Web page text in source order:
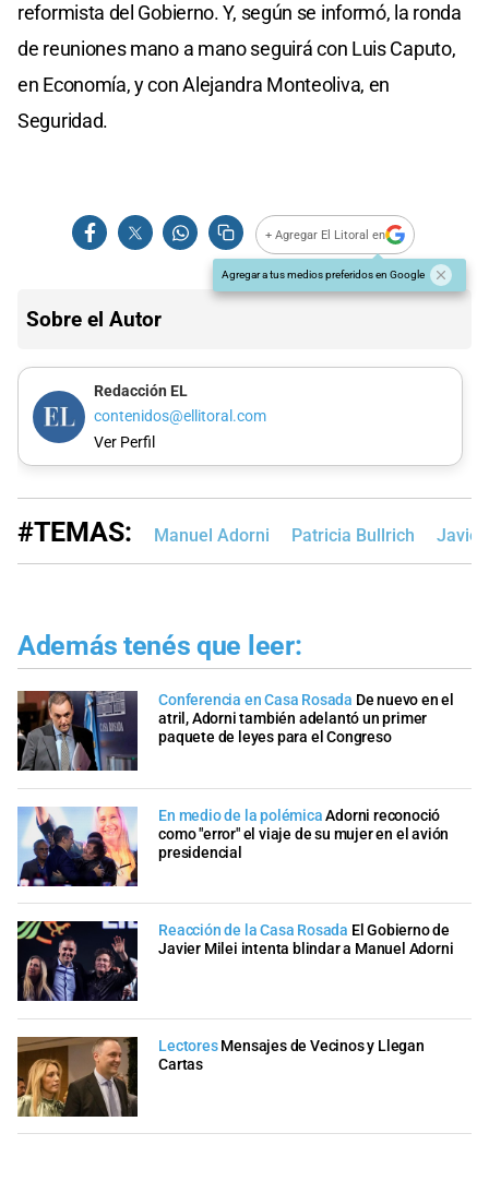
reformista del Gobierno. Y, según se informó, la ronda
de reuniones mano a mano seguirá con Luis Caputo,
en Economía, y con Alejandra Monteoliva, en
Seguridad.
+ Agregar El Litoral en
Agregar a tus medios preferidos en Google
Sobre el Autor
Redacción EL
contenidos@ellitoral.com
Ver Perfil
#TEMAS: Manuel Adorni Patricia Bullrich
Además tenés que leer:
Conferencia en Casa Rosada De nuevo en el
atril, Adorni también adelantó un primer
paquete de leyes para el Congreso
En medio de la polémica Adorni reconoció
como "error" el viaje de su mujer en el avión
presidencial
Reacción de la Casa Rosada El Gobierno de
Javier Milei intenta blindar a Manuel Adorni
Lectores Mensajes de Vecinos y Llegan
Cartas